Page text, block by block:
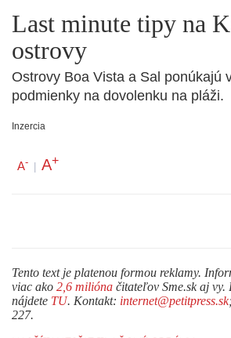
Last minute tipy na
ostrovy
Ostrovy Boa Vista a Sal ponúkajú
podmienky na dovolenku na pláži.
Inzercia
A- | A+
Tento text je platenou formou reklamy.
viac ako 2,6 milióna čitateľov Sme.sk aj vy.
nájdete TU. Kontakt: internet@petitpress.sk
227.